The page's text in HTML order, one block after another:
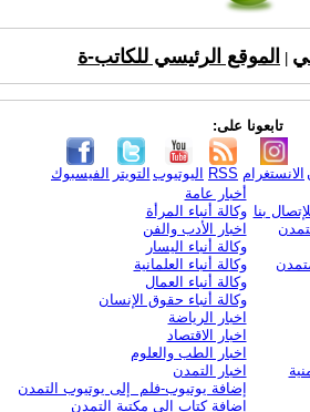
الموقع الرئيسي للكاتب-ة
تابعونا على:
الفيسبوك التويتر اليوتيوب RSS الانستغرام
بنا
أخبار عامة
وكالة أنباء المرأة
اخبار الأدب والفن
وكالة أنباء اليسار
وكالة أنباء العلمانية
وكالة أنباء العمال
وكالة أنباء حقوق الإنسان
اخبار الرياضة
اخبار الاقتصاد
اخبار الطب والعلوم
اخبار التمدن
إضافة يوتيوب-فلم إلى يوتيوب التمدن
إضافة كتاب إلى مكتبة التمدن